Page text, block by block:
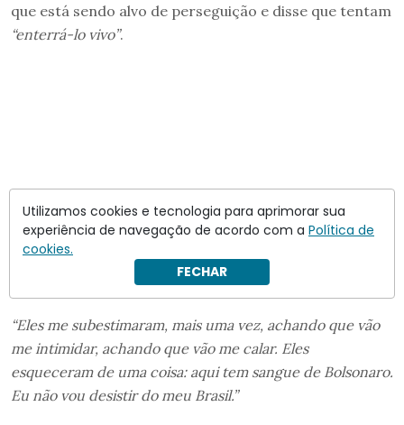
que está sendo alvo de perseguição e disse que tentam
“enterrá-lo vivo”.
“Eles me subestimaram, mais uma vez, achando que vão
me intimidar, achando que vão me calar. Eles
esqueceram de uma coisa: aqui tem sangue de Bolsonaro.
Eu não vou desistir do meu Brasil.”
Utilizamos cookies e tecnologia para aprimorar sua
experiência de navegação de acordo com a Política de
cookies.
FECHAR